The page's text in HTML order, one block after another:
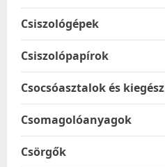
Csiszológépek
Csiszolópapírok
Csocsóasztalok és
Csomagolóanyagok
Csörgők